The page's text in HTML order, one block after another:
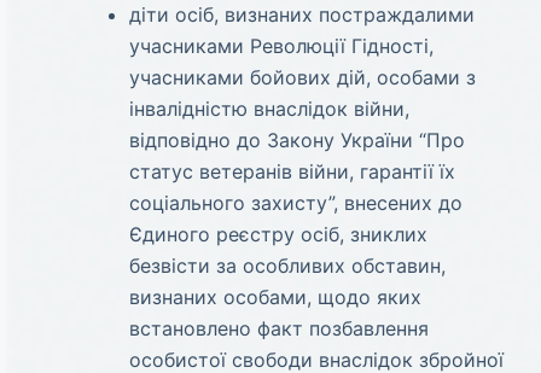
діти осіб, визнаних постраждалими
учасниками Революції Гідності,
учасниками бойових дій, особами з
інвалідністю внаслідок війни,
відповідно до Закону України “Про
статус ветеранів війни, гарантії їх
соціального захисту”, внесених до
Єдиного реєстру осіб, зниклих
безвісти за особливих обставин,
визнаних особами, щодо яких
встановлено факт позбавлення
особистої свободи внаслідок збройної